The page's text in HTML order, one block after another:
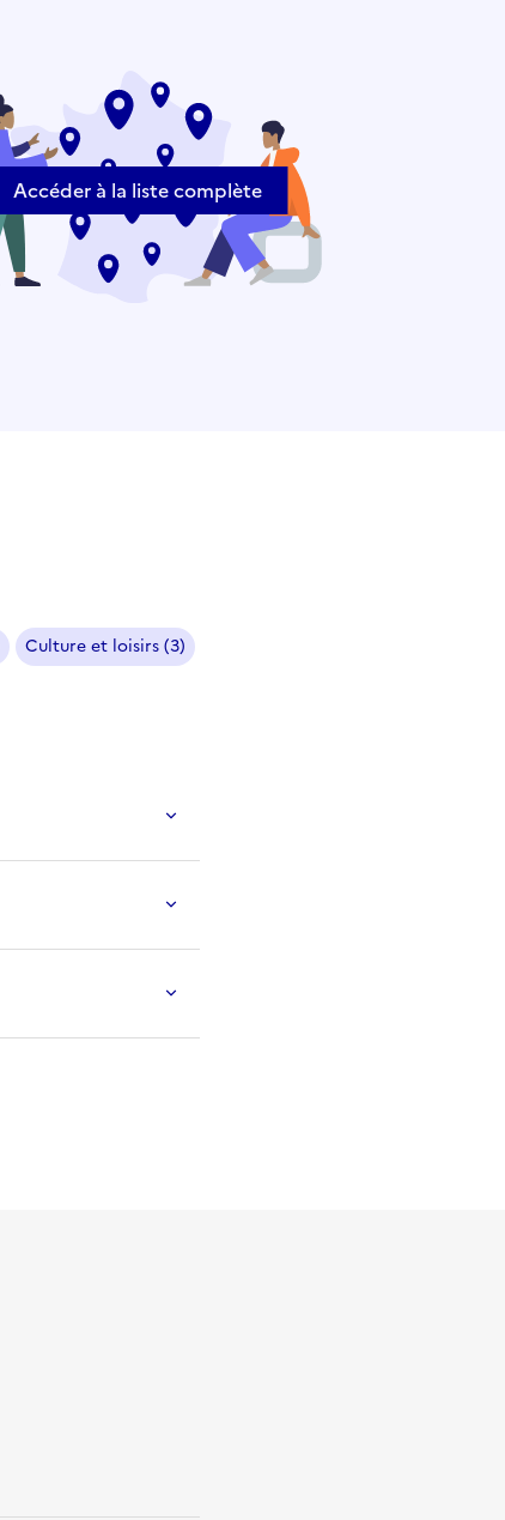
Accéder à la liste complète
Culture et loisirs (3)